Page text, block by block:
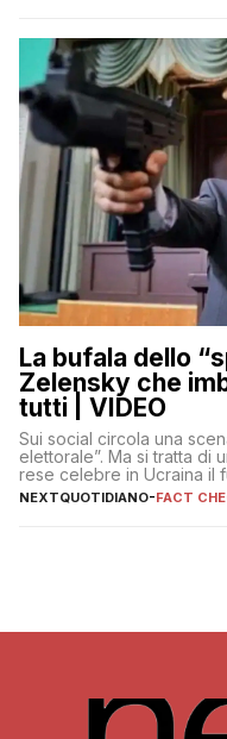
La bufala dello
Zelensky che
tutti | VIDEO
Sui social circola una
elettorale”. Ma si tratta di
rese celebre in Ucraina il
NEXTQUOTIDIANO-FACT